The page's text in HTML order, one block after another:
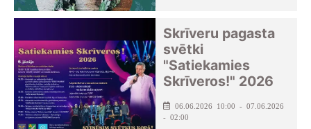
Skrīveru pagasta
svētki
"Satiekamies
Skrīveros!" 2026
06.06.2026 10:00 - 07.06.2026
- 02:00